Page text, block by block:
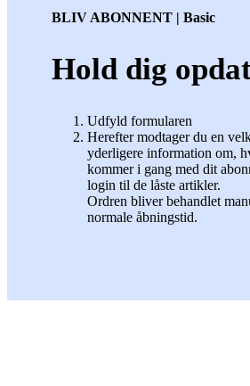
BLIV ABONNENT | Basic
Hold dig
Udfyld formularen
Herefter modtager du en
yderligere information om,
kommer i gang med dit
login til de låste artikler.
Ordren bliver behandlet
normale åbningstid.